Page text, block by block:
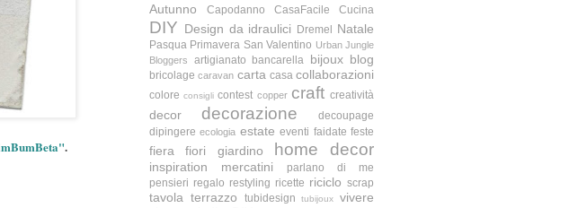
.
Autunno Capodanno CasaFacile Cucina
DIY Design da idraulici Dremel Natale
Pasqua Primavera San Valentino Urban Jungle
Bloggers
artigianato bancarella bijoux blog
bricolage caravan carta casa collaborazioni
colore consigli contest copper craft creatività
decor decorazione
decoupage
dipingere ecologia estate eventi faidate feste
fiera fiori giardino home decor
inspiration mercatini
parlano di me
pensieri regalo restyling ricette riciclo scrap
tavola terrazzo tubidesign tubijoux
vivere